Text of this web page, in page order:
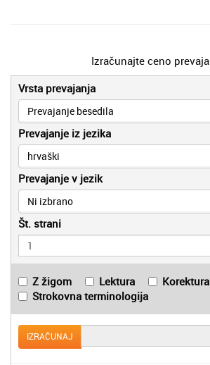
Izračunajte ceno
Vrsta prevajanja
Prevajanje besedila
Prevajanje iz jezika
hrvaški
Prevajanje v jezik
Ni izbrano
Št. strani
Z žigom Lektura
Korektura
Strokovna terminologija
IZRAČUNAJ